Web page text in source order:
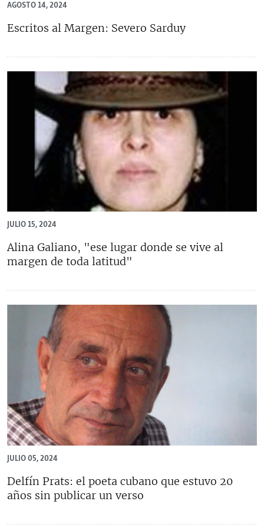
RADIO MARTÍ
ESPECIALES
LA REALIDAD DE LA VIVIENDA EN CUBA
SER VIEJO EN CUBA
KENTU-CUBANO
LOS SANTOS DE HIALEAH
DESINFORMACIÓN RUSA EN AMÉRICA LATINA
LA INVASIÓN DE RUSIA A UCRANIA
EDITORIALES
AGOSTO 14, 2024
Escritos al Margen: Severo Sarduy
JULIO 15, 2024
Alina Galiano, "ese lugar donde se vive al
margen de toda latitud"
JULIO 05, 2024
Delfín Prats: el poeta cubano que estuvo 20
años sin publicar un verso